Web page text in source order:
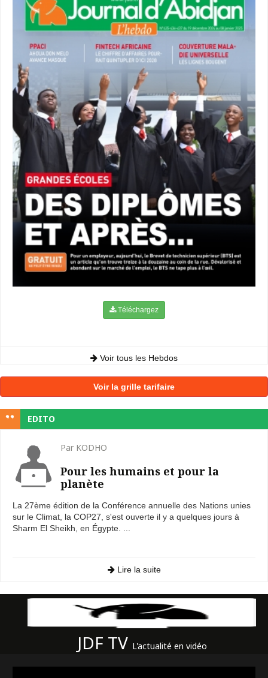
Téléchargez
Voir tous les Hebdos
Voir la grille tarifaire
EDITO
Par KODHO
Pour les humains et pour la
planète
La 27ème édition de la Conférence annuelle des Nations unies
sur le Climat, la COP27, s'est ouverte il y a quelques jours à
Sharm El Sheikh, en Égypte. ...
Lire la suite
JDF TV L'actualité en vidéo